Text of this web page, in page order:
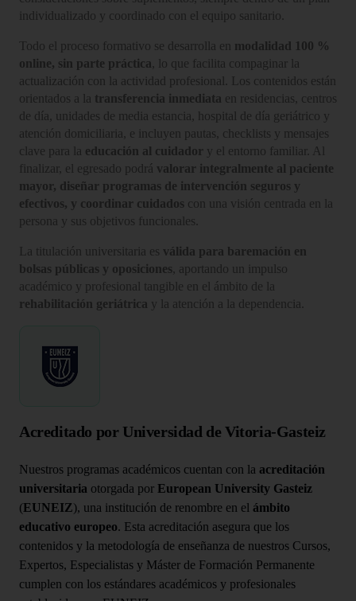
individualizado y coordinado con el equipo sanitario.
Todo el proceso formativo se desarrolla en modalidad 100 %
online, sin parte práctica , lo que facilita compaginar la
actualización con la actividad profesional. Los contenidos están
orientados a la transferencia inmediata en residencias, centros
de día, unidades de media estancia, hospital de día geriátrico y
atención domiciliaria, e incluyen pautas, checklists y mensajes
clave para la educación al cuidador y el entorno familiar. Al
finalizar, el egresado podrá valorar integralmente al paciente
mayor, diseñar programas de intervención seguros y
efectivos, y coordinar cuidados con una visión centrada en la
persona y sus objetivos funcionales.
La titulación universitaria es válida para baremación en
bolsas públicas y oposiciones , aportando un impulso
académico y profesional tangible en el ámbito de la
rehabilitación geriátrica y la atención a la dependencia.
Acreditado por Universidad de Vitoria-Gasteiz
Nuestros programas académicos cuentan con la acreditación
universitaria otorgada por European University Gasteiz
(EUNEIZ), una institución de renombre en el ámbito
educativo europeo. Esta acreditación asegura que los
contenidos y la metodología de enseñanza de nuestros Cursos,
Expertos, Especialistas y Máster de Formación Permanente
cumplen con los estándares académicos y profesionales